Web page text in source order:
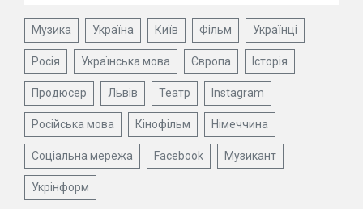
Музика Україна Київ Фільм Українці
Росія Українська мова Європа Історія
Продюсер Львів Театр Instagram
Російська мова Кінофільм Німеччина
Соціальна мережа Facebook Музикант
Укрінформ